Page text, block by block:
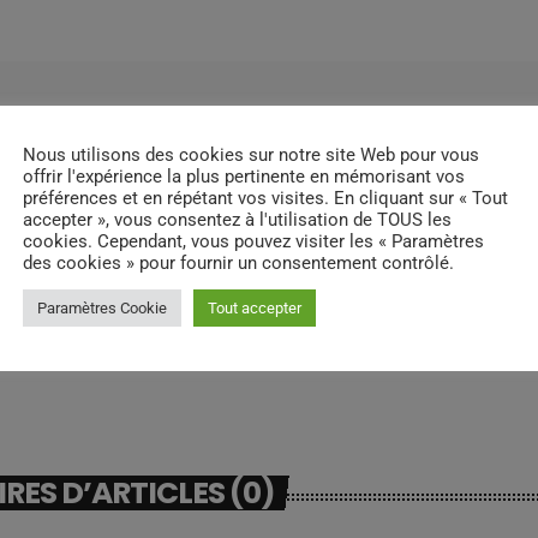
D’ARTICLES (0)
Nous utilisons des cookies sur notre site Web pour vous
offrir l'expérience la plus pertinente en mémorisant vos
préférences et en répétant vos visites. En cliquant sur « Tout
accepter », vous consentez à l'utilisation de TOUS les
cookies. Cependant, vous pouvez visiter les « Paramètres
des cookies » pour fournir un consentement contrôlé.
Paramètres Cookie Tout accepter